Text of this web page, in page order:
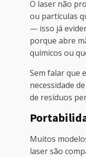
O laser não
ou partículas
— isso já
porque abre
químicos ou
Sem falar que
necessidade
de resíduos
Muitos
laser são